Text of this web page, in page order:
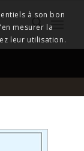
à son bon
mesurer la
leur utilisation.